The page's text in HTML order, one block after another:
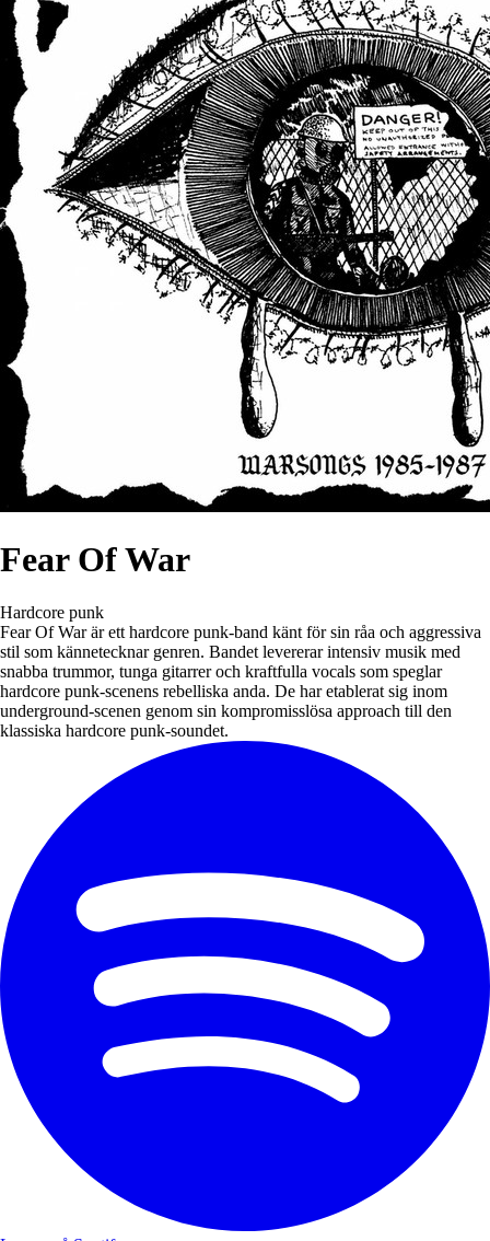
Fear Of War
Hardcore punk
Fear Of War är ett hardcore punk-band känt för sin råa och aggressiva
stil som kännetecknar genren. Bandet levererar intensiv musik med
snabba trummor, tunga gitarrer och kraftfulla vocals som speglar
hardcore punk-scenens rebelliska anda. De har etablerat sig inom
underground-scenen genom sin kompromisslösa approach till den
klassiska hardcore punk-soundet.